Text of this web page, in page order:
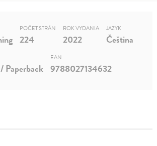
POČET STRÁN
224
ROK VYDANIA
2022
JAZYK
Čeština
Paperback
EAN
9788027134632